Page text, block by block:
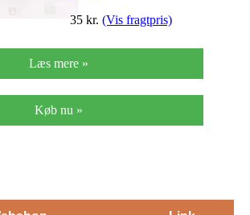
35 kr. (Vis fragtpris)
Læs mere »
Køb nu »